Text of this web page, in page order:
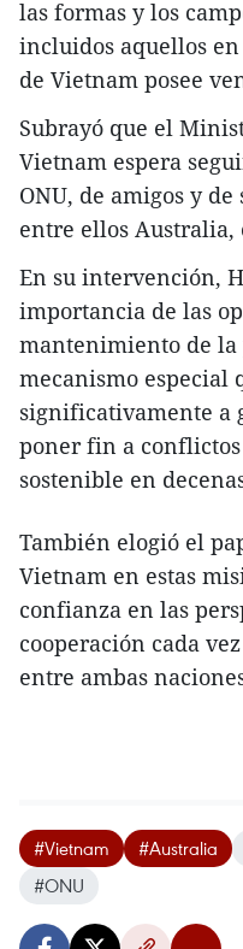
las formas y los
incluidos aquellos
de Vietnam posee
Subrayó que el
Vietnam espera
ONU, de amigos y
entre ellos Australia,
En su intervención,
importancia de las
mantenimiento de la
mecanismo especial
significativamente a
poner fin a
sostenible en
También elogió el
Vietnam en estas
confianza en las
cooperación cada
entre ambas
#Vietnam #Australia
#ONU